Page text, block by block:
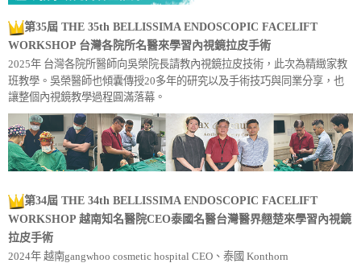
第35屆 THE 35th BELLISSIMA ENDOSCOPIC FACELIFT
WORKSHOP 台灣各院所名醫來學習內視鏡拉皮手術
2025年 台灣各院所醫師向吳榮院長請教內視鏡拉皮技術，此次為精緻家教
班教學。吳榮醫師也傾囊傳授20多年的研究以及手術技巧與同業分享，也
讓整個內視鏡教學過程圓滿落幕。
第34屆 THE 34th BELLISSIMA ENDOSCOPIC FACELIFT
WORKSHOP 越南知名醫院CEO泰國名醫台灣醫界翹楚來學習內視鏡
拉皮手術
2024年 越南gangwhoo cosmetic hospital CEO、泰國 Konthorn